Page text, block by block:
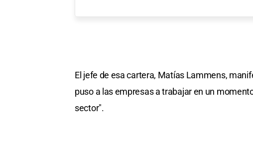
El jefe de esa cartera, Matías Lammens,
puso a las empresas a trabajar en un
sector".